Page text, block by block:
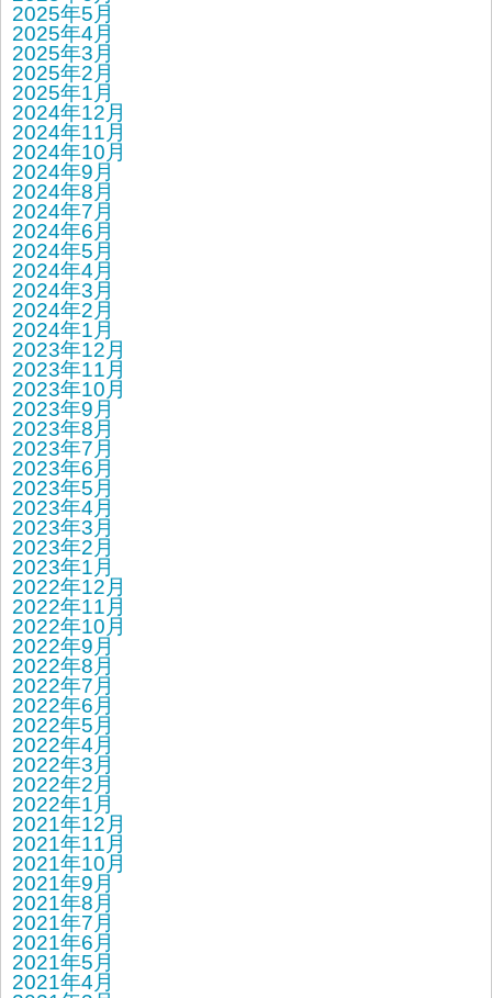
2025年5月
2025年4月
2025年3月
2025年2月
2025年1月
2024年12月
2024年11月
2024年10月
2024年9月
2024年8月
2024年7月
2024年6月
2024年5月
2024年4月
2024年3月
2024年2月
2024年1月
2023年12月
2023年11月
2023年10月
2023年9月
2023年8月
2023年7月
2023年6月
2023年5月
2023年4月
2023年3月
2023年2月
2023年1月
2022年12月
2022年11月
2022年10月
2022年9月
2022年8月
2022年7月
2022年6月
2022年5月
2022年4月
2022年3月
2022年2月
2022年1月
2021年12月
2021年11月
2021年10月
2021年9月
2021年8月
2021年7月
2021年6月
2021年5月
2021年4月